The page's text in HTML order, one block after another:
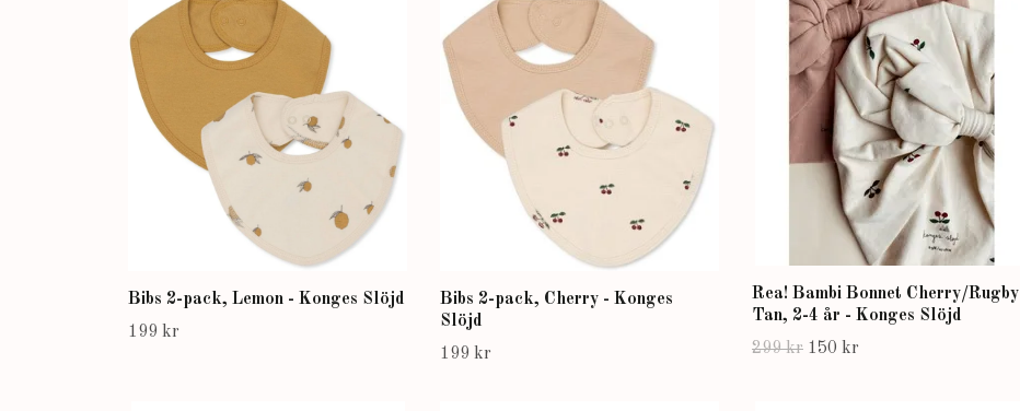
Bibs 2-pack, Lemon - Konges Slöjd
199 kr
Bibs 2-pack, Cherry - Konges
Slöjd
199 kr
Rea! Bambi Bonnet Cherry/Rugby
Tan, 2-4 år - Konges Slöjd
299 kr 150 kr